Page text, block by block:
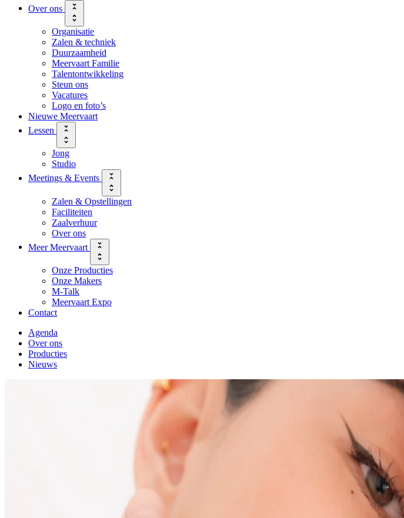
Over ons
Organisatie
Zalen & techniek
Duurzaamheid
Meervaart Familie
Talentontwikkeling
Steun ons
Vacatures
Logo en foto’s
Nieuwe Meervaart
Lessen
Jong
Studio
Meetings & Events
Zalen & Opstellingen
Faciliteiten
Zaalverhuur
Over ons
Meer Meervaart
Onze Producties
Onze Makers
M-Talk
Meervaart Expo
Contact
Agenda
Over ons
Producties
Nieuws